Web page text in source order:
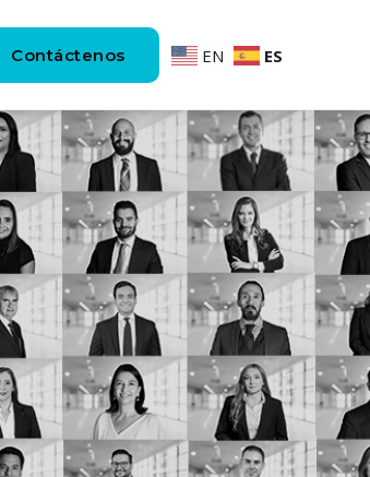
Contáctenos EN ES